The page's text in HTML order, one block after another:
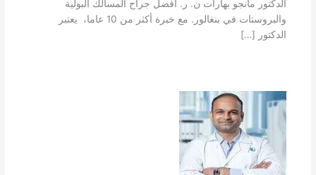
الدكتور مانجو بهارات ن. ر. أفضل جراح المسالك البولية
والبروستات في بنغالور. مع خبرة أكثر من 10 عاما، يعتبر
الدكتور […]